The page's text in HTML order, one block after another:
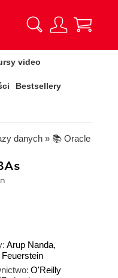
video
Bestsellery
danych » 📚 Oracle
Arup Nanda,
O'Reilly